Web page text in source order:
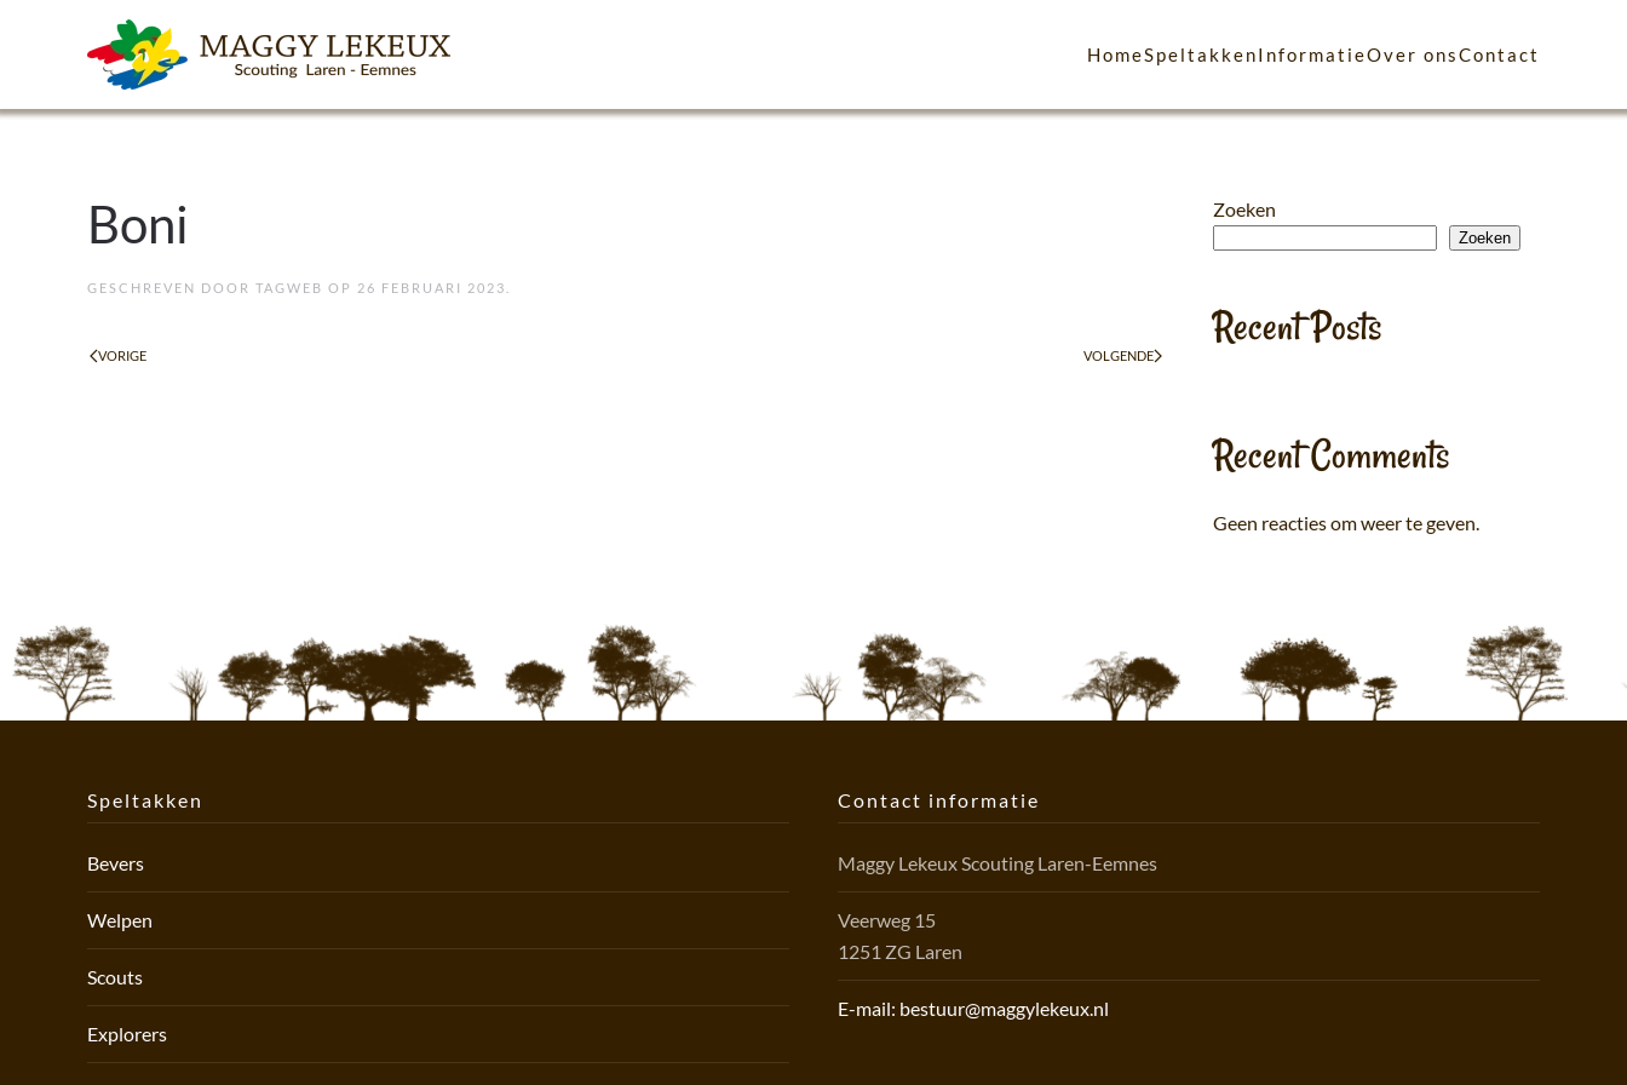
Skip to main content HomeSpeltakkenInformatieOver onsContact
Boni
GESCHREVEN DOOR TAGWEB OP 26 FEBRUARI 2023
VORIGE VOLGENDE
Zoeken
Zoeken
Recent Posts
Recent Comments
Geen reacties om weer te geven.
Speltakken
Bevers
Welpen
Scouts
Explorers
Contact informatie
Maggy Lekeux Scouting Laren-Eemnes
Veerweg 15
1251 ZG Laren
E-mail: bestuur@maggylekeux.nl